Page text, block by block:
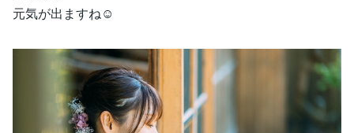
元気が出ますね☺️